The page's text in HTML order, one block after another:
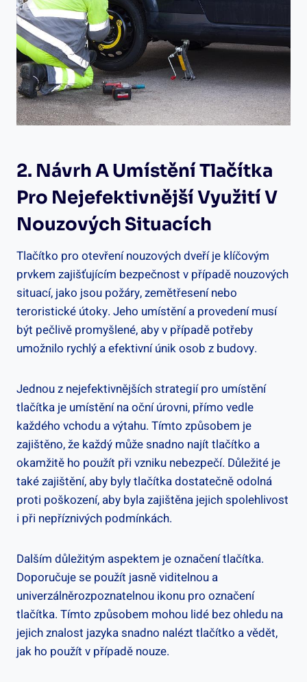
2. Návrh A Umístění Tlačítka
Pro Nejefektivnější Využití V
Nouzových Situacích
Tlačítko pro otevření nouzových dveří je klíčovým
prvkem zajišťujícím bezpečnost v případě nouzových
situací, jako jsou požáry, zemětřesení nebo
teroristické útoky. Jeho umístění a provedení musí
být pečlivě promyšlené, aby v případě potřeby
umožnilo rychlý a efektivní únik osob z budovy.
Jednou z nejefektivnějších strategií pro umístění
tlačítka je umístění na oční úrovni, přímo vedle
každého vchodu a výtahu. Tímto způsobem je
zajištěno, že každý může snadno najít tlačítko a
okamžitě ho použít při vzniku nebezpečí. Důležité je
také zajištění, aby byly tlačítka dostatečně odolná
proti poškození, aby byla zajištěna jejich spolehlivost
i při nepříznivých podmínkách.
Dalším důležitým aspektem je označení tlačítka.
Doporučuje se použít jasně viditelnou a
univerzálněrozpoznatelnou ikonu pro označení
tlačítka. Tímto způsobem mohou lidé bez ohledu na
jejich znalost jazyka snadno nalézt tlačítko a vědět,
jak ho použít v případě nouze.